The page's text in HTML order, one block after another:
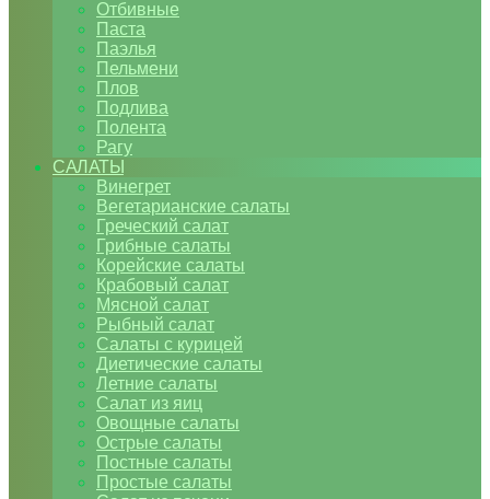
Отбивные
Паста
Паэлья
Пельмени
Плов
Подлива
Полента
Рагу
САЛАТЫ
Винегрет
Вегетарианские салаты
Греческий салат
Грибные салаты
Корейские салаты
Крабовый салат
Мясной салат
Рыбный салат
Салаты с курицей
Диетические салаты
Летние салаты
Салат из яиц
Овощные салаты
Острые салаты
Постные салаты
Простые салаты